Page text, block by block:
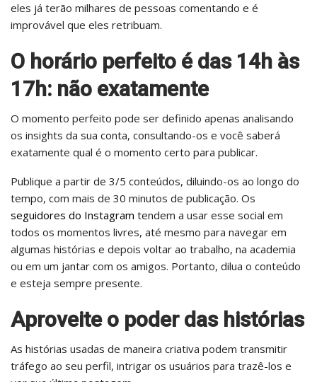
eles já terão milhares de pessoas comentando e é
improvável que eles retribuam.
O horário perfeito é das 14h às
17h: não exatamente
O momento perfeito pode ser definido apenas analisando
os insights da sua conta, consultando-os e você saberá
exatamente qual é o momento certo para publicar.
Publique a partir de 3/5 conteúdos, diluindo-os ao longo do
tempo, com mais de 30 minutos de publicação. Os
seguidores do Instagram tendem a usar esse social em
todos os momentos livres, até mesmo para navegar em
algumas histórias e depois voltar ao trabalho, na academia
ou em um jantar com os amigos. Portanto, dilua o conteúdo
e esteja sempre presente.
Aproveite o poder das histórias
As histórias usadas de maneira criativa podem transmitir
tráfego ao seu perfil, intrigar os usuários para trazê-los e